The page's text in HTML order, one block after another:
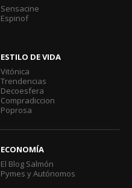
Sensacine
Espinof
ESTILO DE VIDA
Vitónica
Trendencias
Decoesfera
Compradiccion
Poprosa
ECONOMÍA
El Blog Salmón
Pymes y Autónomos